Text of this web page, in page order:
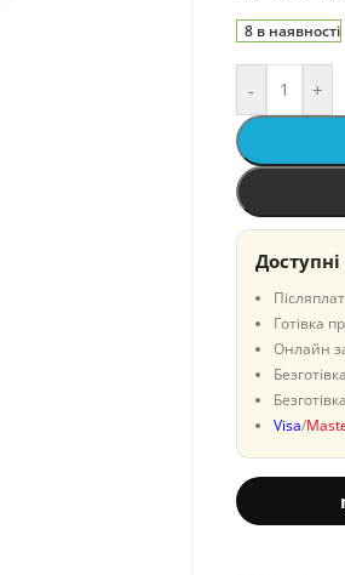
8 в наявності
- +
Готівка
Онлайн
Visa/